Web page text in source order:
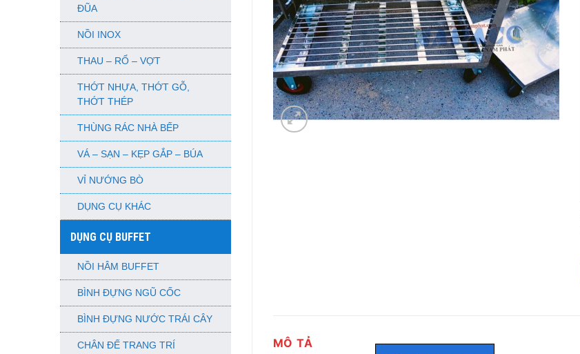
ĐŨA
NỒI INOX
THAU – RỔ – VỢT
THỚT NHỰA, THỚT GỖ,
THỚT THÉP
THÙNG RÁC NHÀ BẾP
VÁ – SẠN – KẸP GẮP – BÚA
VỈ NƯỚNG BÒ
DỤNG CỤ KHÁC
DỤNG CỤ BUFFET
NỒI HÂM BUFFET
BÌNH ĐỰNG NGŨ CỐC
BÌNH ĐỰNG NƯỚC TRÁI CÂY
CHÂN ĐẾ TRANG TRÍ
MÔ TẢ